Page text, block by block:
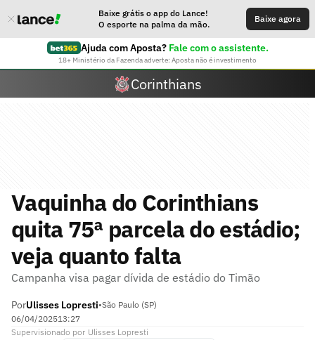
Baixe grátis o app do Lance!
O esporte na palma da mão.
Baixe agora
Ajuda com Aposta? Fale com o assistente.
18+ Ministério da Fazenda adverte: Aposta não é investimento
Corinthians
Vaquinha do Corinthians
quita 75ª parcela do estádio;
veja quanto falta
Campanha visa pagar dívida de estádio do Timão
PorUlisses Lopresti•São Paulo (SP)
06/04/202513:27
Supervisionado por Ulisses Lopresti